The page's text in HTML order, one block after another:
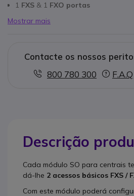
1 FXS & 1 FXO portas
Mostrar mais
Contacte os nossos
800 780 300
F.A.Q
Descrição
Cada módulo SO para centrais
dá-lhe 2 acessos básicos FXS /
Com este módulo poderá